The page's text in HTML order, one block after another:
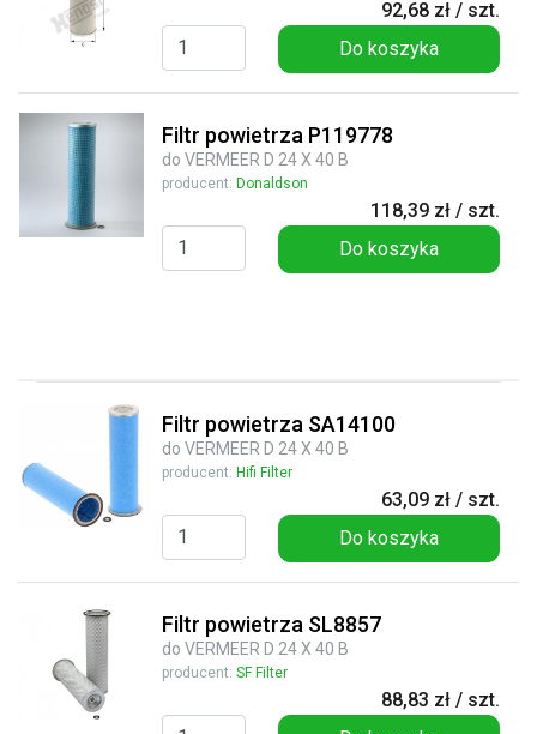
92,68 zł / szt.
Do koszyka
Filtr powietrza P119778
do VERMEER D 24 X 40 B
producent: Donaldson
118,39 zł / szt.
Do koszyka
Filtr powietrza SA14100
do VERMEER D 24 X 40 B
producent: Hifi Filter
63,09 zł / szt.
Do koszyka
Filtr powietrza SL8857
do VERMEER D 24 X 40 B
producent: SF Filter
88,83 zł / szt.